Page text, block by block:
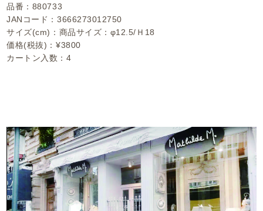
品番：880733
JANコード：3666273012750
サイズ(cm)：商品サイズ：φ12.5/Ｈ18
価格(税抜)：¥3800
カートン入数：4